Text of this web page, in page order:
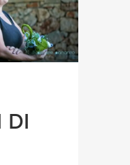
DI